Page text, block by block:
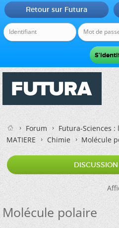
Retour sur Futura
Forum
Futura-Sciences
MATIERE
Chimie Molécule
Molécule polaire